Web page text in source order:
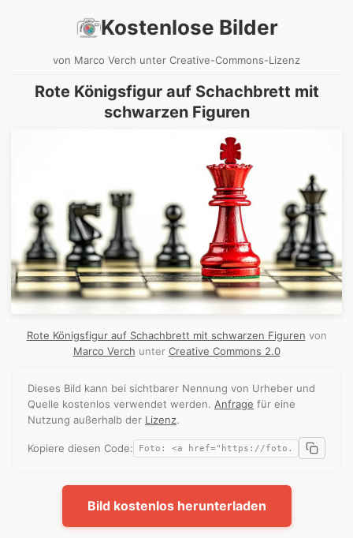
Kostenlose Bilder
von Marco Verch unter Creative-Commons-Lizenz
Rote Königsfigur auf Schachbrett mit
schwarzen Figuren
Rote Königsfigur auf Schachbrett mit schwarzen Figuren von
Marco Verch unter Creative Commons 2.0
Dieses Bild kann bei sichtbarer Nennung von Urheber und
Quelle kostenlos verwendet werden. Anfrage für eine
Nutzung außerhalb der Lizenz.
Kopiere diesen Code:
Bild kostenlos herunterladen